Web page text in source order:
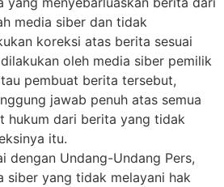
media siber dan tidak
koreksi atas berita sesuai
oleh media siber pemilik
pembuat berita tersebut,
jawab penuh atas semua
hukum dari berita yang tidak
itu.
dengan Undang-Undang Pers,
siber yang tidak melayani hak